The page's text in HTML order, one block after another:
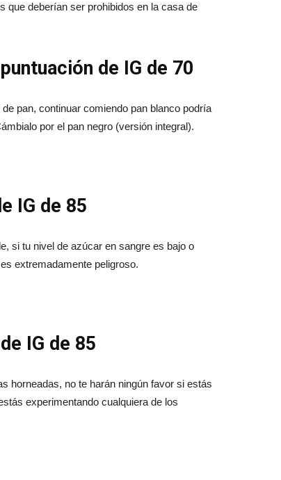
que deberían ser prohibidos en la casa de
de IG de 70
pan, continuar comiendo pan blanco podría
por el pan negro (versión integral).
IG de 85
si tu nivel de azúcar en sangre es bajo o
extremadamente peligroso.
IG de 85
horneadas, no te harán ningún favor si estás
experimentando cualquiera de los